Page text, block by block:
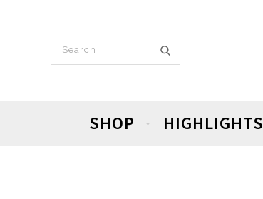
SHOP HIGHLIGHTS